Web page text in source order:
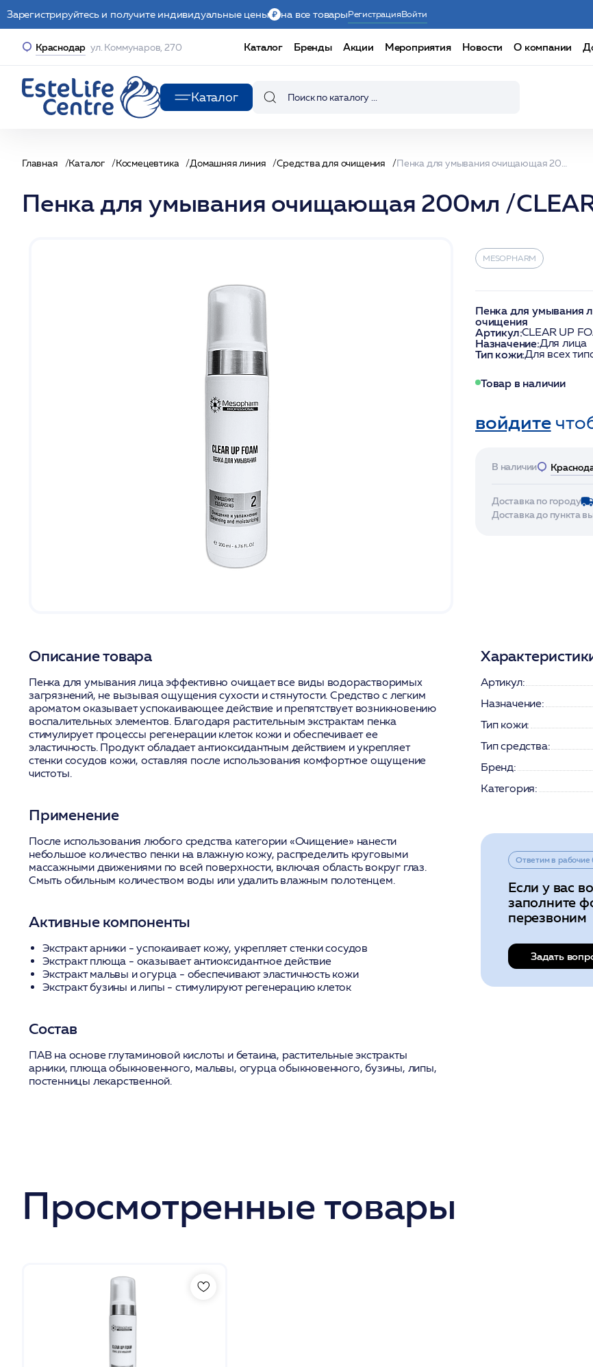
Зарегистрируйтесь и получите индивидуальные цены на все товарыРегистрацияВойти
Краснодар ул. Коммунаров, 270 Каталог Бренды Акции Мероприятия Новости О компании
Каталог
Главная Каталог Космецевтика Домашняя линия Средства для очищения
Пенка для умывания очищающая 200мл /
MESOPHARM
Пенка для умывания
очищения
Артикул:CLEAR UP
Назначение:Для лица
Тип кожи:Для всех
Товар в наличии
войдите
В наличии
Доставка по городу
Доставка до пункта
Описание товара
Пенка для умывания лица эффективно очищает все виды водорастворимых
загрязнений, не вызывая ощущения сухости и стянутости. Средство с легким
ароматом оказывает успокаивающее действие и препятствует возникновению
воспалительных элементов. Благодаря растительным экстрактам пенка
стимулирует процессы регенерации клеток кожи и обеспечивает ее
эластичность. Продукт обладает антиоксидантным действием и укрепляет
стенки сосудов кожи, оставляя после использования комфортное ощущение
чистоты.
Применение
После использования любого средства категории «Очищение» нанести
небольшое количество пенки на влажную кожу, распределить круговыми
массажными движениями по всей поверхности, включая область вокруг глаз.
Смыть обильным количеством воды или удалить влажным полотенцем.
Активные компоненты
Экстракт арники - успокаивает кожу, укрепляет стенки сосудов
Экстракт плюща - оказывает антиоксидантное действие
Экстракт мальвы и огурца - обеспечивают эластичность кожи
Экстракт бузины и липы - стимулируют регенерацию клеток
Состав
ПАВ на основе глутаминовой кислоты и бетаина, растительные экстракты
арники, плюща обыкновенного, мальвы, огурца обыкновенного, бузины, липы,
постенницы лекарственной.
Артикул:
Назначение:
Тип кожи:
Тип средства:
Бренд:
Категория:
Ответим в рабочие
Если у вас
заполните
перезвоним
Задать
Просмотренные товары